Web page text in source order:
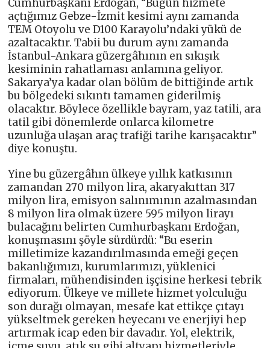
Cumhurbaşkanı Erdoğan, “Bugün hizmete
açtığımız Gebze-İzmit kesimi aynı zamanda
TEM Otoyolu ve D100 Karayolu’ndaki yükü de
azaltacaktır. Tabii bu durum aynı zamanda
İstanbul-Ankara güzergâhının en sıkışık
kesiminin rahatlaması anlamına geliyor.
Sakarya’ya kadar olan bölüm de bittiğinde artık
bu bölgedeki sıkıntı tamamen giderilmiş
olacaktır. Böylece özellikle bayram, yaz tatili, ara
tatil gibi dönemlerde onlarca kilometre
uzunluğa ulaşan araç trafiği tarihe karışacaktır”
diye konuştu.
Yine bu güzergâhın ülkeye yıllık katkısının
zamandan 270 milyon lira, akaryakıttan 317
milyon lira, emisyon salınımının azalmasından
8 milyon lira olmak üzere 595 milyon lirayı
bulacağını belirten Cumhurbaşkanı Erdoğan,
konuşmasını şöyle sürdürdü: “Bu eserin
milletimize kazandırılmasında emeği geçen
bakanlığımızı, kurumlarımızı, yüklenici
firmaları, mühendisinden işçisine herkesi tebrik
ediyorum. Ülkeye ve millete hizmet yolculuğu
son durağı olmayan, mesafe kat ettikçe çıtayı
yükseltmek gereken heyecanı ve enerjiyi hep
artırmak icap eden bir davadır. Yol, elektrik,